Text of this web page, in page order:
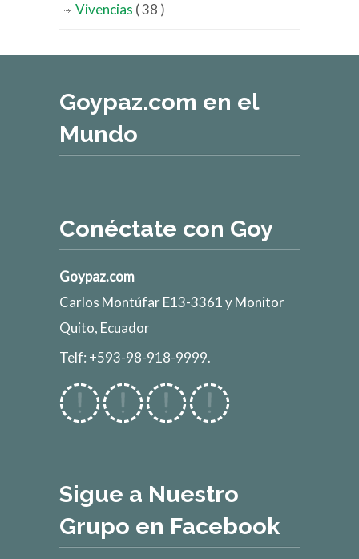
Vivencias ( 38 )
Goypaz.com en el
Mundo
Conéctate con Goy
Goypaz.com
Carlos Montúfar E13-3361 y Monitor
Quito, Ecuador
Telf: +593-98-918-9999.
Sigue a Nuestro
Grupo en Facebook